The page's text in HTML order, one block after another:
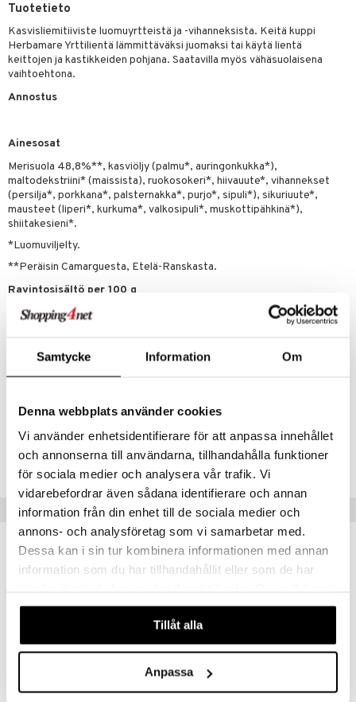
Samtycke Information Om
Denna webbplats använder cookies
Vi använder enhetsidentifierare för att anpassa innehållet
och annonserna till användarna, tillhandahålla funktioner
för sociala medier och analysera vår trafik. Vi
vidarebefordrar även sådana identifierare och annan
information från din enhet till de sociala medier och
annons- och analysföretag som vi samarbetar med.
Dessa kan i sin tur kombinera informationen med annan
information som du har tillhandahållit eller som de har
våra cookies vid fortsatt användande av vår webbplats.
Tillåt alla
Anpassa
Tuotetieto
Kasvisliemitiiviste luomuyrtteistä ja -vihanneksista. Keitä kuppi
Herbamare Yrttilientä lämmittäväksi juomaksi tai käytä lientä
keittojen ja kastikkeiden pohjana. Saatavilla myös vähäsuolaisena
vaihtoehtona.
Annostus
Ainesosat
Merisuola 48,8%**, kasviöljy (palmu*, auringonkukka*),
maltodekstriini* (maissista), ruokosokeri*, hiivauute*, vihannekset
(persilja*, porkkana*, palsternakka*, purjo*, sipuli*), sikuriuute*,
mausteet (liperi*, kurkuma*, valkosipuli*, muskottipähkinä*),
shiitakesieni*.
*Luomuviljelty.
**Peräisin Camarguesta, Etelä-Ranskasta.
Ravintosisältö per 100 g
Energiaa 1277 kJ/307 kcal
Rasvaa 22 g
Hiilihydraatteja 25,2 g
Tuotenumero
HATO3-BF-250
Suositut tuotteet
hoito
tarvikkeet
öljyt
kuorinta
& imetys
käytettävät
intoleranssi
alentavat
rasvahapot
vahvistavat
säätelevät
helpottava
nenä & kurkku
K
energiaa
& vastauksia